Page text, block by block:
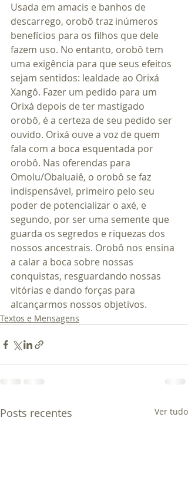
Usada em amacis e banhos de
descarrego, orobô traz inúmeros
benefícios para os filhos que dele
fazem uso. No entanto, orobô tem
uma exigência para que seus efeitos
sejam sentidos: lealdade ao Orixá
Xangô. Fazer um pedido para um
Orixá depois de ter mastigado
orobô, é a certeza de seu pedido ser
ouvido. Orixá ouve a voz de quem
fala com a boca esquentada por
orobô. Nas oferendas para
Omolu/Obaluaiê, o orobô se faz
indispensável, primeiro pelo seu
poder de potencializar o axé, e
segundo, por ser uma semente que
guarda os segredos e riquezas dos
nossos ancestrais. Orobô nos ensina
a calar a boca sobre nossas
conquistas, resguardando nossas
vitórias e dando forças para
alcançarmos nossos objetivos.
Textos e Mensagens
Posts recentes Ver tudo